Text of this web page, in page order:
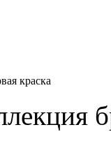
краска